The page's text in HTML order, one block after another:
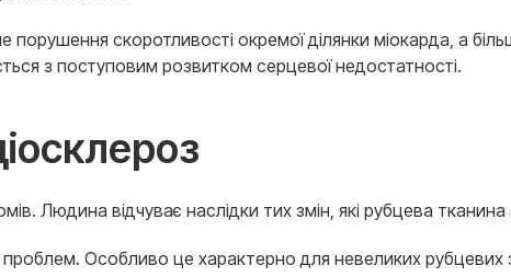
порушення скоротливості окремої ділянки міокарда, а
з поступовим розвитком серцевої недостатності.
Людина відчуває наслідки тих змін, які рубцева
Особливо це характерно для невеликих рубцевих